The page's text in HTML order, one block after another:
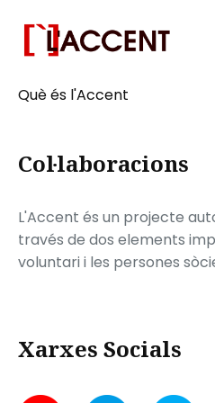
Què és l'Accent
Col·laboracions
L'Accent és un projecte
través de dos elements
voluntari i les persones
Xarxes Socials